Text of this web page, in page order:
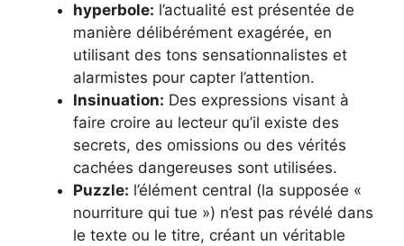
hyperbole: l’actualité est présentée de
manière délibérément exagérée, en
utilisant des tons sensationnalistes et
alarmistes pour capter l’attention.
Insinuation: Des expressions visant à
faire croire au lecteur qu’il existe des
secrets, des omissions ou des vérités
cachées dangereuses sont utilisées.
Puzzle: l’élément central (la supposée «
nourriture qui tue ») n’est pas révélé dans
le texte ou le titre, créant un véritable